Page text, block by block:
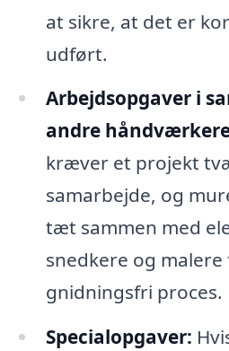
at sikre, at det er
udført.
Arbejdsopgaver i
andre
kræver et projekt
samarbejde, og
tæt sammen med
snedkere og
gnidningsfri proces.
Specialopgaver: